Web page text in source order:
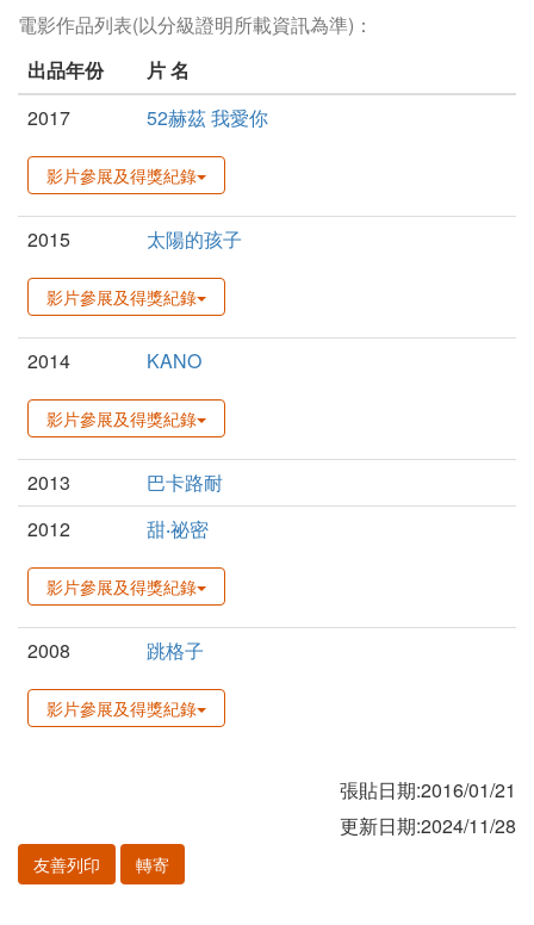
電影作品列表(以分級證明所載資訊為準)：
出品年份
片 名
2017
52赫茲 我愛你
影片參展及得獎紀錄
2015 太陽的孩子
影片參展及得獎紀錄
2014 KANO
影片參展及得獎紀錄
2013
巴卡路耐
2012
甜‧祕密
影片參展及得獎紀錄
2008 跳格子
影片參展及得獎紀錄
張貼日期:2016/01/21
更新日期:2024/11/28
友善列印 轉寄